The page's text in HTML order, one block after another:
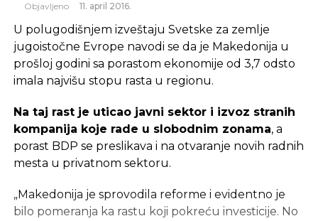
Objavljeno 11. april 2016.
U polugodišnjem izveštaju Svetske za zemlje
jugoistočne Evrope navodi se da je Makedonija u
prošloj godini sa porastom ekonomije od 3,7 odsto
imala najvišu stopu rasta u regionu.
Na taj rast je uticao javni sektor i izvoz stranih
kompanija koje rade u slobodnim zonama, a
porast BDP se preslikava i na otvaranje novih radnih
mesta u privatnom sektoru.
„Makedonija je sprovodila reforme i evidentno je
bilo pomeranja ka rastu koji pokreću investicije. No